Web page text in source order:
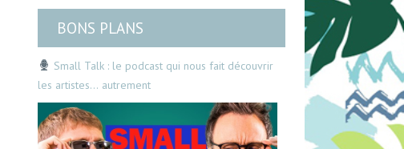
BONS PLANS
Small Talk : le podcast qui nous fait découvrir
les artistes… autrement